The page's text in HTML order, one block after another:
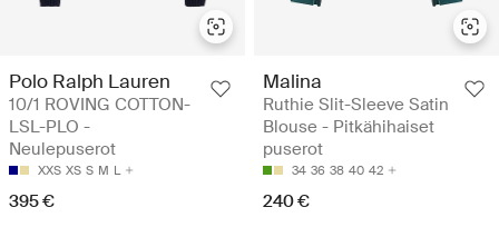
Polo Ralph Lauren
10/1 ROVING COTTON-
LSL-PLO -
Neulepuserot
XXS XS S M L
395 €
Malina
Ruthie Slit-Sleeve Satin
Blouse - Pitkähihaiset
puserot
34 36 38 40 42
240 €